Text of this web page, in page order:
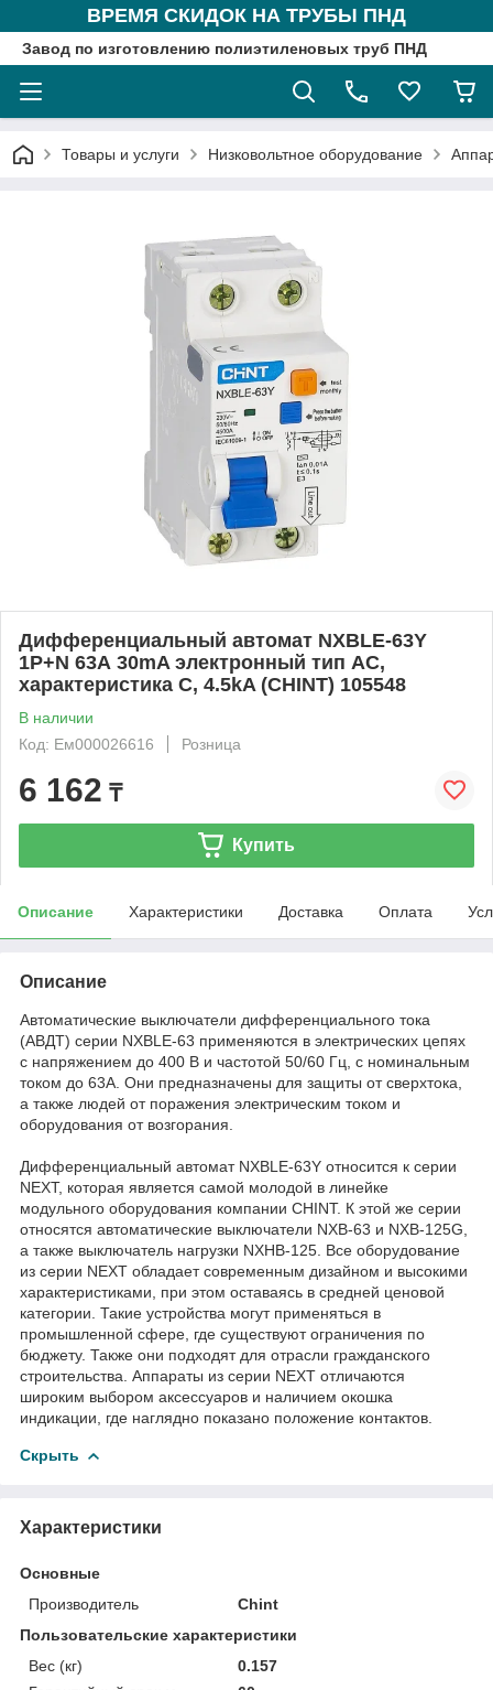
ВРЕМЯ СКИДОК НА ТРУБЫ ПНД
Завод по изготовлению полиэтиленовых труб ПНД
Товары и услуги Низковольтное оборудование
Дифференциальный автомат NXBLE-63Y
1P+N 63А 30mA электронный тип AС,
характеристика С, 4.5kA (CHINT) 105548
В наличии
Код: Ем000026616
Розница
6 162 ₸
Купить
Описание Характеристики Доставка Оплата
Описание
Автоматические выключатели дифференциального тока
(АВДТ) серии NXBLE-63 применяются в электрических цепях
с напряжением до 400 В и частотой 50/60 Гц, с номинальным
током до 63А. Они предназначены для защиты от сверхтока,
а также людей от поражения электрическим током и
оборудования от возгорания.
Дифференциальный автомат NXBLE-63Y относится к серии
NEXT, которая является самой молодой в линейке
модульного оборудования компании CHINT. К этой же серии
относятся автоматические выключатели NXB-63 и NXB-125G,
а также выключатель нагрузки NXHB-125. Все оборудование
из серии NEXT обладает современным дизайном и высокими
характеристиками, при этом оставаясь в средней ценовой
категории. Такие устройства могут применяться в
промышленной сфере, где существуют ограничения по
бюджету. Также они подходят для отрасли гражданского
строительства. Аппараты из серии NEXT отличаются
широким выбором аксессуаров и наличием окошка
индикации, где наглядно показано положение контактов.
Скрыть
Характеристики
Основные
Производитель
Chint
Пользовательские характеристики
Вес (кг)
0.157